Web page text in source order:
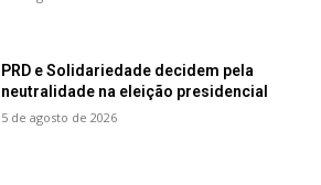
PRD e Solidariedade decidem pela
neutralidade na eleição presidencial
5 de agosto de 2026